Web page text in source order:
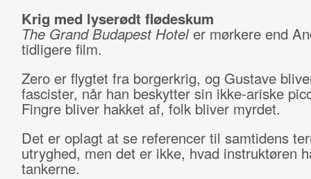
Krig med lyserødt flødeskum
The Grand Budapest Hoteler mørkere end
tidligere film.
Zero er flygtet fra borgerkrig, og Gustave
fascister, når han beskytter sin ikke-ariske
Fingre bliver hakket af, folk bliver myrdet.
Det er oplagt at se referencer til samtidens
utryghed, men det er ikke, hvad instruktøren
tankerne.